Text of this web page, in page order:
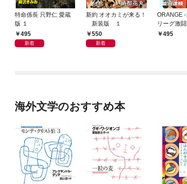
特命係長 只野仁 愛蔵
版 １
495
新着
新約 オオカミが来る！
新装版 １
550
新着
ORANGE
リーグ激闘
１巻495
海外文学のおすすめ本